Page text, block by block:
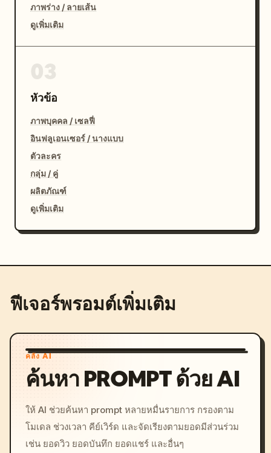
ภาพร่าง / ลายเส้น
ดูเพิ่มเติม
หัวข้อ
ภาพบุคคล / เซลฟี่
อินฟลูเอนเซอร์ / นางแบบ
ตัวละคร
กลุ่ม / คู่
ผลิตภัณฑ์
ดูเพิ่มเติม
ฟีเจอร์พรอมต์เพิ่มเติม
คลัง AI
ค้นหา PROMPT ด้วย AI
ให้ AI ช่วยค้นหา prompt หลายหมื่นรายการ กรองตาม
โมเดล ช่วงเวลา คีย์เวิร์ด และจัดเรียงตามยอดมีส่วนร่วม
เช่น ยอดวิว ยอดบันทึก ยอดแชร์ และอื่นๆ